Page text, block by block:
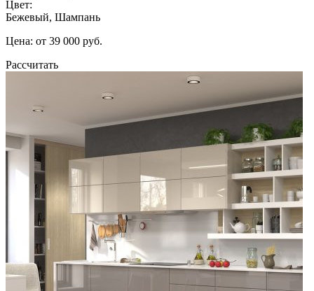
Цвет:
Бежевый, Шампань
Цена: от 39 000 руб.
Рассчитать